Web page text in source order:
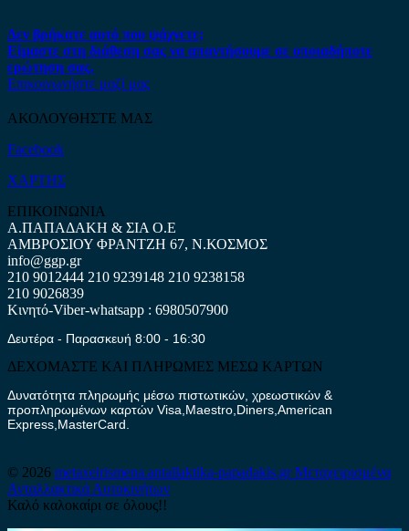
Δεν βρήκατε αυτό που ψάχνετε;
Είμαστε στη διάθεση σας να απαντήσουμε σε οποιαδήποτε
ερώτηση σας.
Επικοινωνήστε μαζί μας
ΑΚΟΛΟΥΘΗΣΤΕ ΜΑΣ
Facebook
ΧΑΡΤΗΣ
ΕΠΙΚΟΙΝΩΝΙΑ
Α.ΠΑΠΑΔΑΚΗ & ΣΙΑ Ο.Ε
ΑΜΒΡΟΣΙΟΥ ΦΡΑΝΤΖΗ 67, Ν.ΚΟΣΜΟΣ
info@ggp.gr
210 9012444 210 9239148 210 9238158
210 9026839
Κινητό-Viber-whatsapp : 6980507900
Δευτέρα - Παρασκευή 8:00 - 16:30
ΔΕΧΟΜΑΣΤΕ ΚΑΙ ΠΛΗΡΩΜΕΣ ΜΕΣΩ ΚΑΡΤΩΝ
Δυνατότητα πληρωμής μέσω πιστωτικών, χρεωστικών &
προπληρωμένων καρτών Visa,Maestro,Diners,American
Express,MasterCard.
© 2026 metaxeirismena.antallaktika-papadakis.grΜεταχειρισμένα
Ανταλλακτικά Αυτοκινήτων
Καλό καλοκαίρι σε όλους!!